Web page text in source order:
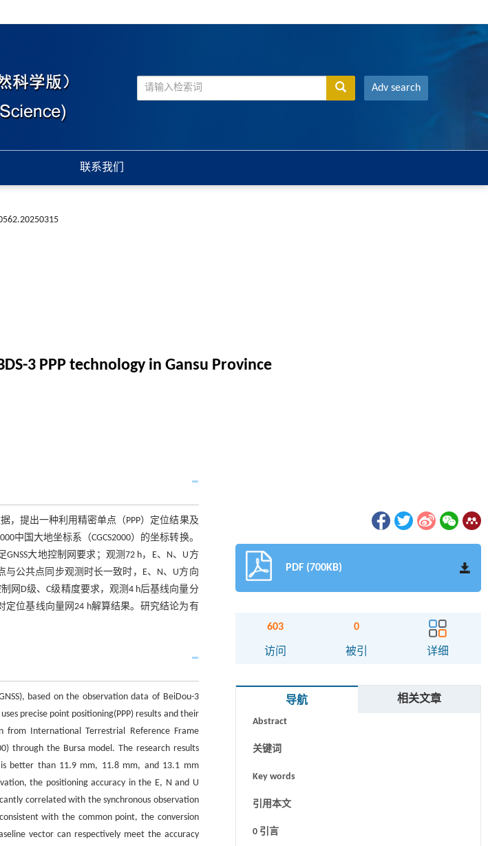
Adv search
联系我们
3 PPP technology in Gansu Province
，提出一种利用精密单点（PPP）定位结果及
中国大地坐标系（CGCS2000）的坐标转换。
大地控制网要求；观测72 h，E、N、U方
公共点同步观测时长一致时，E、N、U方向
网D级、C级精度要求，观测4 h后基线向量分
定位基线向量网24 h解算结果。研究结论为有
based on the observation data of BeiDou-3
precise point positioning(PPP) results and their
International Terrestrial Reference Frame
through the Bursa model. The research results
better than 11.9 mm, 11.8 mm, and 13.1 mm
the positioning accuracy in the E, N and U
correlated with the synchronous observation
with the common point, the conversion
vector can respectively meet the accuracy
PDF (700KB)
603
访问
0
被引 详细
导航 相关文章
Abstract
关键词
Key words
引用本文
0 引言